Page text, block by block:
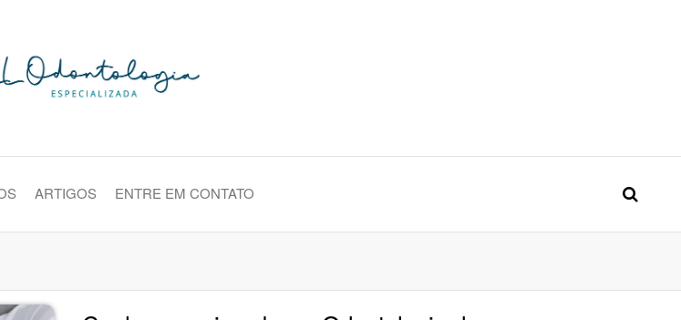
Dentistas em Osasco, Parque Continental, Jaguaré, Villa Yara, Jaguaribe
ARTIGOS ENTRE EM CONTATO